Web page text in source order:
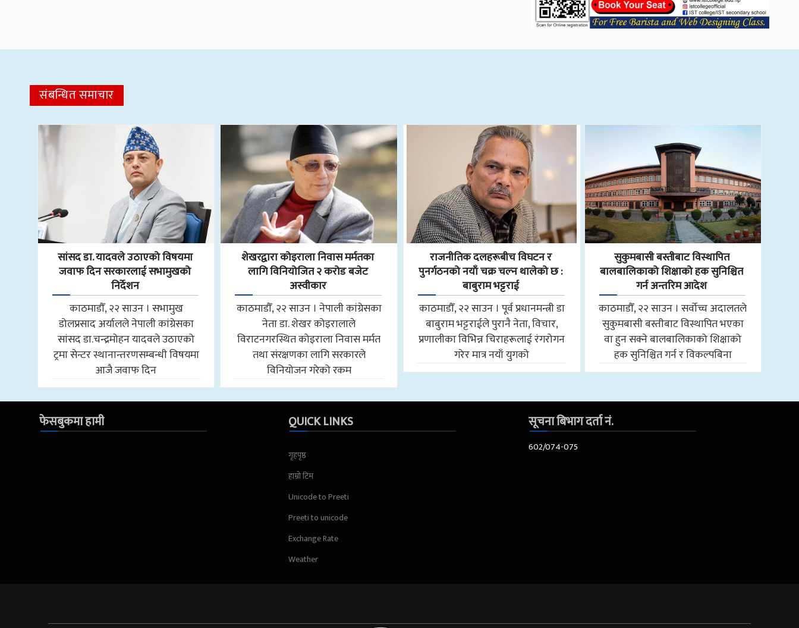
संबन्धित समाचार
सांसद डा‍‍. यादवले उठाएको विषयमा
जवाफ दिन सरकारलाई सभामुखको
निर्देशन
काठमाडौँ, २२ साउन । सभामुख
डोलप्रसाद अर्यालले नेपाली कांग्रेसका
सांसद डा.चन्द्रमोहन यादवले उठाएको
ट्रमा सेन्टर स्थानान्तरणसम्बन्धी विषयमा
आजै जवाफ दिन
शेखरद्वारा कोइराला निवास मर्मतका
लागि विनियोजित २ करोड बजेट
अस्वीकार
काठमाडौँ, २२ साउन । नेपाली कांग्रेसका
नेता डा. शेखर कोइरालाले
विराटनगरस्थित कोइराला निवास मर्मत
तथा संरक्षणका लागि सरकारले
विनियोजन गरेको रकम
राजनीतिक दलहरूबीच विघटन र
पुनर्गठनको नयाँ चक्र चल्न थालेको छ :
बाबुराम भट्टराई
काठमाडौँ, २२ साउन । पूर्व प्रधानमन्त्री डा
बाबुराम भट्टराईले पुरानै नेता, विचार,
प्रणालीका विभिन्न चिराहरूलाई रंगरोगन
गरेर मात्र नयाँ युगको
सुकुमबासी बस्तीबाट विस्थापित
बालबालिकाको शिक्षाको हक सुनिश्चित
गर्न अन्तरिम आदेश
काठमाडौँ, २२ साउन । सर्वोच्च अदालतले
सुकुमबासी बस्तीबाट विस्थापित भएका
वा हुन सक्ने बालबालिकाको शिक्षाको
हक सुनिश्चित गर्न र विकल्पबिना
फेसबुकमा हामी QUICK LINKS
गृहपृष्ठ
हाम्रो टिम
Unicode to Preeti
Preeti to unicode
Exchange Rate
Weather
सूचना बिभाग दर्ता नं.
602/074-075